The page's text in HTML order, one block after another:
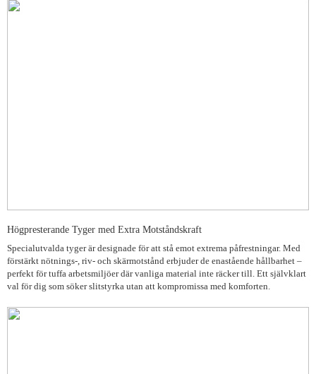
Högpresterande Tyger med Extra Motståndskraft
Specialutvalda tyger är designade för att stå emot extrema påfrestningar. Med
förstärkt nötnings-, riv- och skärmotstånd erbjuder de enastående hållbarhet –
perfekt för tuffa arbetsmiljöer där vanliga material inte räcker till. Ett självklart
val för dig som söker slitstyrka utan att kompromissa med komforten.